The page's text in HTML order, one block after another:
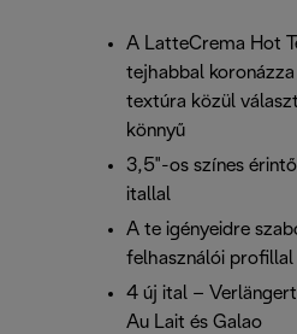
A LatteCrema Hot
tejhabbal
textúra közül
könnyű
3,5"-os színes
itallal
A te igényeidre
felhasználói profillal
4 új ital –
Au Lait és Galao